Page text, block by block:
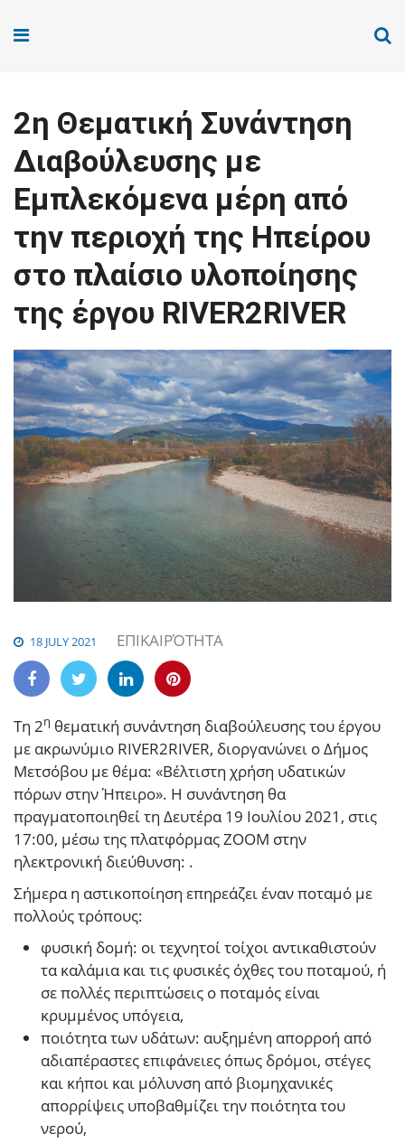
2η Θεματική Συνάντηση
Διαβούλευσης με
Εμπλεκόμενα μέρη από
την περιοχή της Ηπείρου
στο πλαίσιο υλοποίησης
της έργου RIVER2RIVER
18 JULY 2021 ΕΠΙΚΑΙΡΌΤΗΤΑ
Τη 2η θεματική συνάντηση διαβούλευσης του έργου
με ακρωνύμιο RIVER2RIVER, διοργανώνει ο Δήμος
Μετσόβου με θέμα: «Βέλτιστη χρήση υδατικών
πόρων στην Ήπειρο». Η συνάντηση θα
πραγματοποιηθεί τη Δευτέρα 19 Ιουλίου 2021, στις
17:00, μέσω της πλατφόρμας ZOOM στην
ηλεκτρονική διεύθυνση: .
Σήμερα η αστικοποίηση επηρεάζει έναν ποταμό με
πολλούς τρόπους:
φυσική δομή: οι τεχνητοί τοίχοι αντικαθιστούν
τα καλάμια και τις φυσικές όχθες του ποταμού, ή
σε πολλές περιπτώσεις ο ποταμός είναι
κρυμμένος υπόγεια,
ποιότητα των υδάτων: αυξημένη απορροή από
αδιαπέραστες επιφάνειες όπως δρόμοι, στέγες
και κήποι και μόλυνση από βιομηχανικές
απορρίψεις υποβαθμίζει την ποιότητα του
νερού,